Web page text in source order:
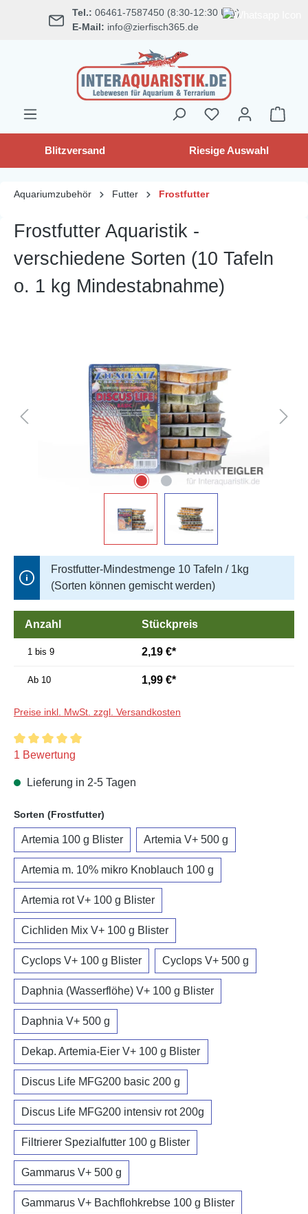
springen Tel.: 06461-7587450 (8:30-12:30 Uhr)
E-Mail: info@zierfisch365.de
Blitzversand Riesige Auswahl
Aquariumzubehör Futter Frostfutter
Frostfutter Aquaristik -
verschiedene Sorten (10 Tafeln
o. 1 kg Mindestabnahme)
Frostfutter-Mindestmenge 10 Tafeln / 1kg
(Sorten können gemischt werden)
Anzahl Stückpreis
1 bis 9 2,19 €*
Ab 10 1,99 €*
Preise inkl. MwSt. zzgl. Versandkosten
Durchschnittliche Bewertung von 5 von 5 Sternen
1 Bewertung
Lieferung in 2-5 Tagen
Sorten (Frostfutter)
Artemia 100 g Blister Artemia V+ 500 g
Artemia m. 10% mikro Knoblauch 100 g
Artemia rot V+ 100 g Blister
Cichliden Mix V+ 100 g Blister
Cyclops V+ 100 g Blister Cyclops V+ 500 g
Daphnia (Wasserflöhe) V+ 100 g Blister
Daphnia V+ 500 g
Dekap. Artemia-Eier V+ 100 g Blister
Discus Life MFG200 basic 200 g
Discus Life MFG200 intensiv rot 200g
Filtrierer Spezialfutter 100 g Blister
Gammarus V+ 500 g
Gammarus V+ Bachflohkrebse 100 g Blister